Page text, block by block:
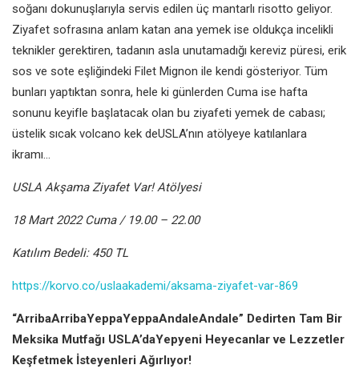
soğanı dokunuşlarıyla servis edilen üç mantarlı risotto geliyor.
Ziyafet sofrasına anlam katan ana yemek ise oldukça incelikli
teknikler gerektiren, tadanın asla unutamadığı kereviz püresi, erik
sos ve sote eşliğindeki Filet Mignon ile kendi gösteriyor. Tüm
bunları yaptıktan sonra, hele ki günlerden Cuma ise hafta
sonunu keyifle başlatacak olan bu ziyafeti yemek de cabası;
üstelik sıcak volcano kek deUSLA’nın atölyeye katılanlara
ikramı…
USLA Akşama Ziyafet Var! Atölyesi
18 Mart 2022 Cuma / 19.00 – 22.00
Katılım Bedeli: 450 TL
https://korvo.co/uslaakademi/aksama-ziyafet-var-869
“ArribaArribaYeppaYeppaAndaleAndale” Dedirten Tam Bir
Meksika Mutfağı USLA’daYepyeni Heyecanlar ve Lezzetler
Keşfetmek İsteyenleri Ağırlıyor!